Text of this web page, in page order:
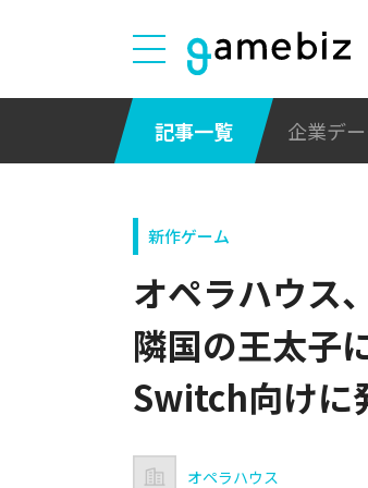
記事一覧 企業デ
新作ゲーム
オペラハウス
隣国の王太子
Switch向けに
オペラハウス